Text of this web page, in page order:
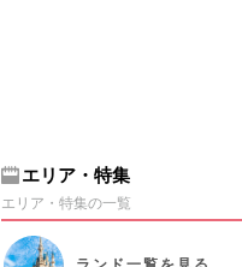
エリア・特集
エリア・特集の一覧